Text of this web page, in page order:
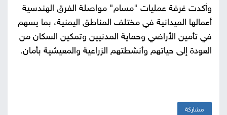
وأكدت غرفة عمليات "مسام" مواصلة الفرق الهندسية
أعمالها الميدانية في مختلف المناطق اليمنية، بما يسهم
في تأمين الأراضي وحماية المدنيين وتمكين السكان من
العودة إلى حياتهم وأنشطتهم الزراعية والمعيشية بأمان.
مشاركة